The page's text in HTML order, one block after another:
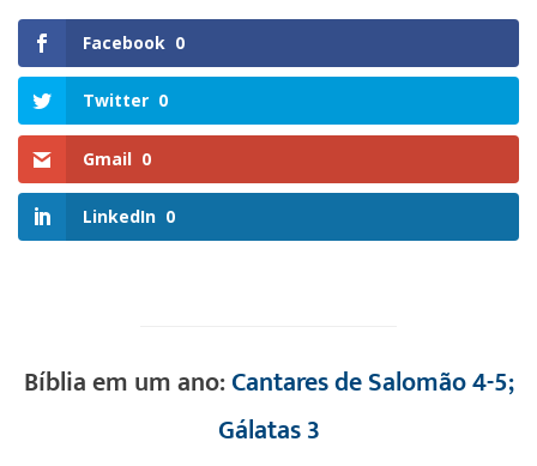
Facebook 0
Twitter 0
Gmail 0
LinkedIn 0
Bíblia em um ano:Cantares de Salomão 4-5;
Gálatas 3